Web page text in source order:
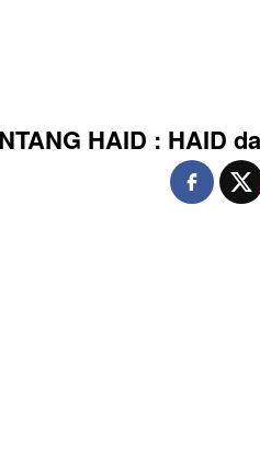
HAID : HAID